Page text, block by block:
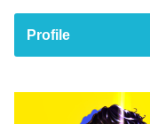
Profile